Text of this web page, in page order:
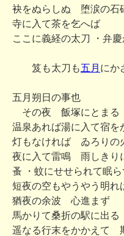
袂をぬらしぬ 堕涙の石
寺に入て茶を乞へば
ここに義経の太刀 ・弁
笈も太刀も五月 にか
五月朔日の事也
その夜 飯塚にとまる
温泉あれば湯に入て宿
灯もなければ ゐろりの
夜に入て雷鳴 雨しきり
蚤 ・蚊にせせられて眠
短夜の空もやうやう明
猶夜の余波 心進まず
馬かりて桑折の駅に出る
遥なる行末をかかえて